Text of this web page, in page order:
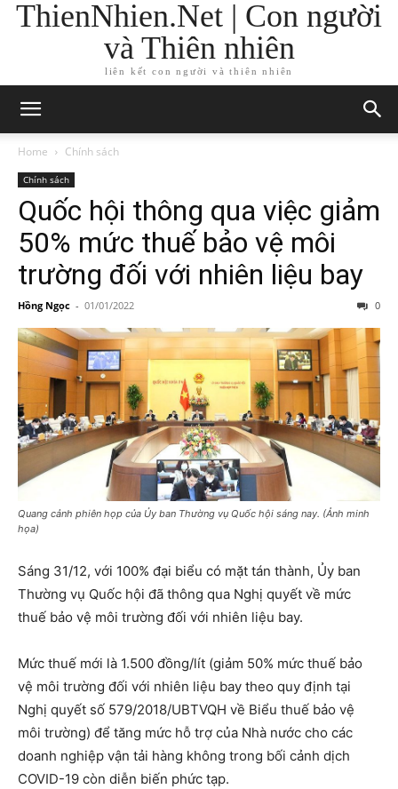
ThienNhien.Net | Con người
và Thiên nhiên
liên kết con người và thiên nhiên
Home Chính sách
Chính sách
Quốc hội thông qua việc giảm
50% mức thuế bảo vệ môi
trường đối với nhiên liệu bay
Hồng Ngọc - 01/01/2022 0
Quang cảnh phiên họp của Ủy ban Thường vụ Quốc hội sáng nay. (Ảnh minh
họa)
Sáng 31/12, với 100% đại biểu có mặt tán thành, Ủy ban
Thường vụ Quốc hội đã thông qua Nghị quyết về mức
thuế bảo vệ môi trường đối với nhiên liệu bay.
Mức thuế mới là 1.500 đồng/lít (giảm 50% mức thuế bảo
vệ môi trường đối với nhiên liệu bay theo quy định tại
Nghị quyết số 579/2018/UBTVQH về Biểu thuế bảo vệ
môi trường) để tăng mức hỗ trợ của Nhà nước cho các
doanh nghiệp vận tải hàng không trong bối cảnh dịch
COVID-19 còn diễn biến phức tạp.